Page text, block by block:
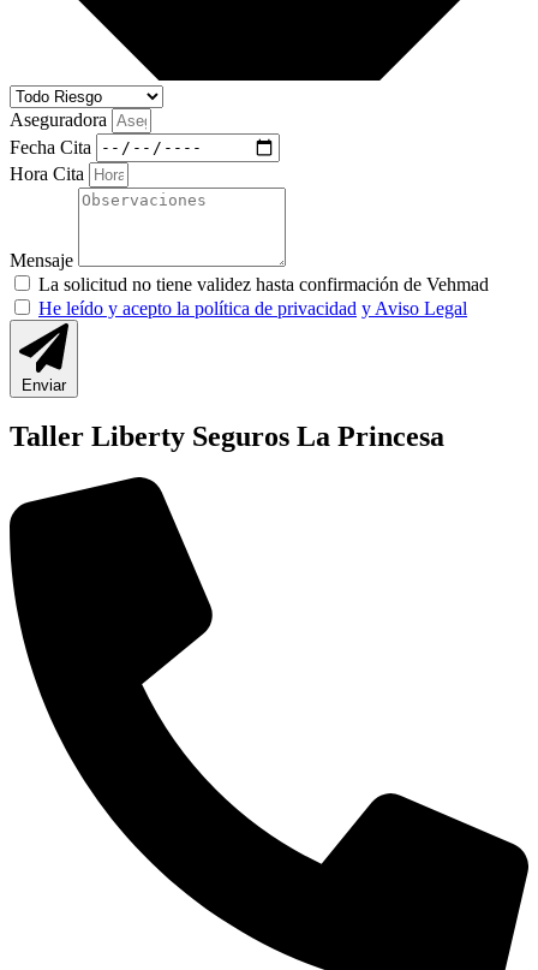
Aseguradora
Fecha Cita
Hora Cita
Mensaje
La solicitud no tiene validez hasta confirmación de Vehmad
He leído y acepto la política de privacidad y Aviso Legal
Enviar
Taller Liberty Seguros La Princesa